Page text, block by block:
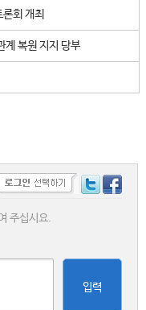
회 개최
계 복원 지지 당부
주십시요.
입력